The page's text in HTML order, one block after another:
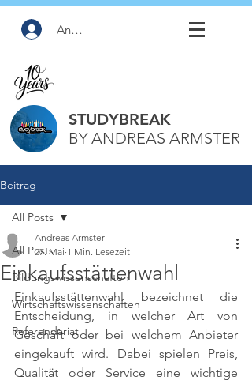
Anmelden
STUDYBREAK
BY ANDREAS ARMSTER
Beitrag
All Posts
Bildungswissenschaften
Wirtschaftswissenschaften
Referendariat
All Posts
Einkaufsstättenwahl
Andreas Armster
27. Mai 1 Min. Lesezeit
Einkaufsstättenwahl bezeichnet die
Entscheidung, in welcher Art von
Geschäft oder bei welchem Anbieter
eingekauft wird. Dabei spielen Preis,
Qualität oder Service eine wichtige